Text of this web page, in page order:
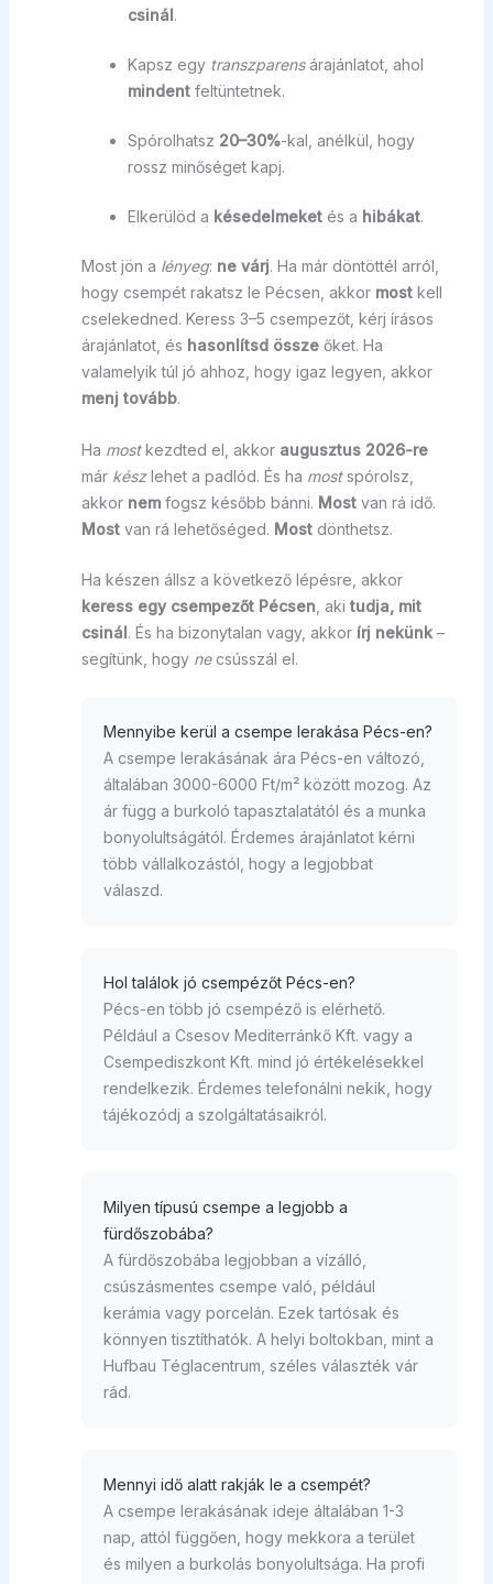
csinál.
Kapsz egy transzparensárajánlatot, ahol
mindentfeltüntetnek.
Spórolhatsz 20–30%-kal, anélkül, hogy
rossz minőséget kapj.
Elkerülöd a késedelmeketés a hibákat.
Most jön a lényeg: ne várj. Ha már döntöttél arról,
hogy csempét rakatsz le Pécsen, akkor mostkell
cselekedned. Keress 3–5 csempezőt, kérj írásos
árajánlatot, és hasonlítsd összeőket. Ha
valamelyik túl jó ahhoz, hogy igaz legyen, akkor
menj tovább.
Ha mostkezdted el, akkor augusztus 2026-re
már készlehet a padlód. És ha mostspórolsz,
akkor nemfogsz később bánni. Mostvan rá idő.
Mostvan rá lehetőséged. Mostdönthetsz.
Ha készen állsz a következő lépésre, akkor
keress egy csempezőt Pécsen , aki tudja, mit
csinál. És ha bizonytalan vagy, akkor írj nekünk–
segítünk, hogy necsússzál el.
Mennyibe kerül a csempe lerakása Pécs-en?
A csempe lerakásának ára Pécs-en változó,
általában 3000-6000 Ft/m² között mozog. Az
ár függ a burkoló tapasztalatától és a munka
bonyolultságától. Érdemes árajánlatot kérni
több vállalkozástól, hogy a legjobbat
válaszd.
Hol találok jó csempézőt Pécs-en?
Pécs-en több jó csempéző is elérhető.
Például a Csesov Mediterránkő Kft. vagy a
Csempediszkont Kft. mind jó értékelésekkel
rendelkezik. Érdemes telefonálni nekik, hogy
tájékozódj a szolgáltatásaikról.
Milyen típusú csempe a legjobb a
fürdőszobába?
A fürdőszobába legjobban a vízálló,
csúszásmentes csempe való, például
kerámia vagy porcelán. Ezek tartósak és
könnyen tisztíthatók. A helyi boltokban, mint a
Hufbau Téglacentrum, széles választék vár
rád.
Mennyi idő alatt rakják le a csempét?
A csempe lerakásának ideje általában 1-3
nap, attól függően, hogy mekkora a terület
és milyen a burkolás bonyolultsága. Ha profi